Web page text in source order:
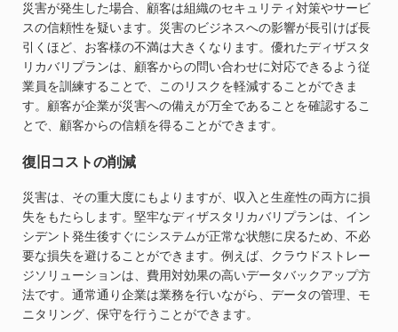
災害が発生した場合、顧客は組織のセキュリティ対策やサービ
スの信頼性を疑います。災害のビジネスへの影響が長引けば長
引くほど、お客様の不満は大きくなります。優れたディザスタ
リカバリプランは、顧客からの問い合わせに対応できるよう従
業員を訓練することで、このリスクを軽減することができま
す。顧客が企業が災害への備えが万全であることを確認するこ
とで、顧客からの信頼を得ることができます。
復旧コストの削減
災害は、その重大度にもよりますが、収入と生産性の両方に損
失をもたらします。堅牢なディザスタリカバリプランは、イン
シデント発生後すぐにシステムが正常な状態に戻るため、不必
要な損失を避けることができます。例えば、クラウドストレー
ジソリューションは、費用対効果の高いデータバックアップ方
法です。通常通り企業は業務を行いながら、データの管理、モ
ニタリング、保守を行うことができます。